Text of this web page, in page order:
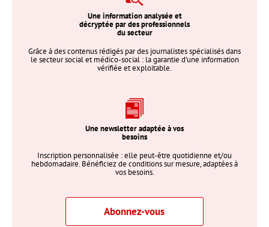
Une information analysée et
décryptée par des professionnels
du secteur
Grâce à des contenus rédigés par des journalistes spécialisés dans
le secteur social et médico-social : la garantie d’une information
vérifiée et exploitable.
Une newsletter adaptée à vos
besoins
Inscription personnalisée : elle peut-être quotidienne et/ou
hebdomadaire. Bénéficiez de conditions sur mesure, adaptées à
vos besoins.
Abonnez-vous